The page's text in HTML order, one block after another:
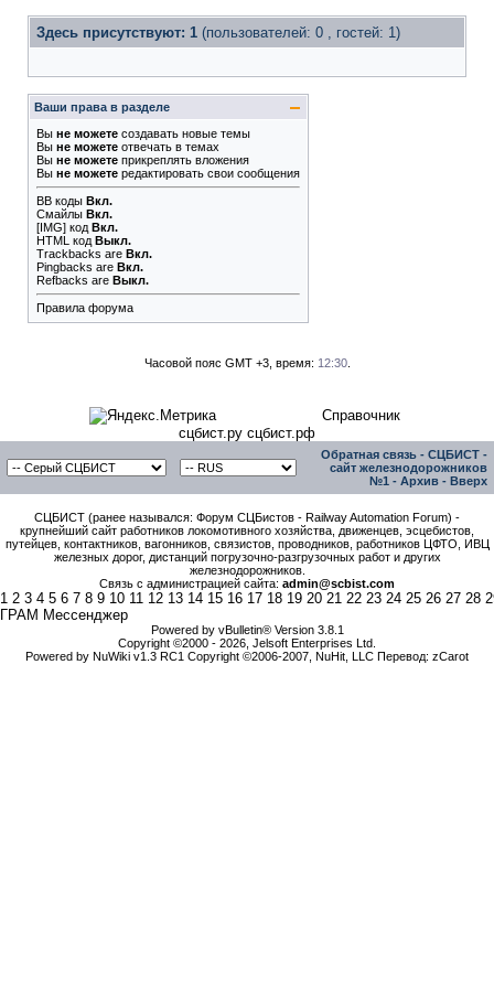
Здесь присутствуют: 1 (пользователей: 0 , гостей: 1)
Ваши права в разделе
Вы не можете создавать новые темы
Вы не можете отвечать в темах
Вы не можете прикреплять вложения
Вы не можете редактировать свои сообщения
BB коды Вкл.
Смайлы Вкл.
[IMG] код Вкл.
HTML код Выкл.
Trackbacks are Вкл.
Pingbacks are Вкл.
Refbacks are Выкл.
Правила форума
Часовой пояс GMT +3, время: 12:30.
Справочник
сцбист.ру сцбист.рф
Обратная связь - СЦБИСТ -
сайт железнодорожников
№1 - Архив - Вверх
СЦБИСТ (ранее назывался: Форум СЦБистов - Railway Automation Forum) -
крупнейший сайт работников локомотивного хозяйства, движенцев, эсцебистов,
путейцев, контактников, вагонников, связистов, проводников, работников ЦФТО, ИВЦ
железных дорог, дистанций погрузочно-разгрузочных работ и других
железнодорожников.
Связь с администрацией сайта: admin@scbist.com
1 2 3 4 5 6 7 8 9 10 11 12 13 14 15 16 17 18 19 20 21 22 23 24 25 26 27 28
ГРАМ Мессенджер
Powered by vBulletin® Version 3.8.1
Copyright ©2000 - 2026, Jelsoft Enterprises Ltd.
Powered by NuWiki v1.3 RC1 Copyright ©2006-2007, NuHit, LLC Перевод: zCarot